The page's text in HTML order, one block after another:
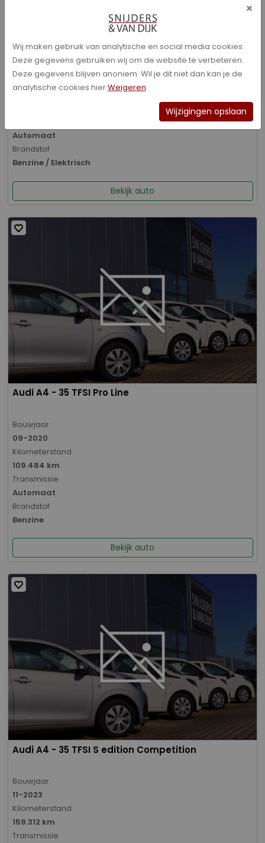
Audi A3 - Sportback 40 TFSI e Advanced edition
Bouwjaar
01-2026
Kilometerstand
Automaat
Brandstof
Benzine / Elektrisch
Bekijk auto
Audi A4 - 35 TFSI Pro Line
Bouwjaar
09-2020
Kilometerstand
109.484 km
Transmissie
Automaat
Brandstof
Benzine
Bekijk auto
Audi A4 - 35 TFSI S edition Competition
Bouwjaar
11-2023
Kilometerstand
159.312 km
Transmissie
×
Wij maken gebruik van analytische en social media cookies.
Deze gegevens gebruiken wij om de website te verbeteren.
Deze gegevens blijven anoniem. Wil je dit niet dan kan je de
analytische cookies hierWeigeren
Wijzigingen opslaan